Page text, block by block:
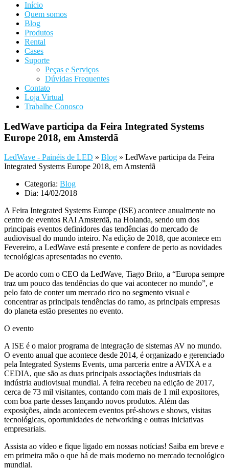
Início
Quem somos
Blog
Produtos
Rental
Cases
Suporte
Peças e Serviços
Dúvidas Frequentes
Contato
Loja Virtual
Trabalhe Conosco
LedWave participa da Feira Integrated Systems
Europe 2018, em Amsterdã
LedWave - Painéis de LED » Blog » LedWave participa da Feira
Integrated Systems Europe 2018, em Amsterdã
Categoria: Blog
Dia: 14/02/2018
A Feira Integrated Systems Europe (ISE) acontece anualmente no
centro de eventos RAI Amsterdã, na Holanda, sendo um dos
principais eventos definidores das tendências do mercado de
audiovisual do mundo inteiro. Na edição de 2018, que acontece em
Fevereiro, a LedWave está presente e confere de perto as novidades
tecnológicas apresentadas no evento.
De acordo com o CEO da LedWave, Tiago Brito, a “Europa sempre
traz um pouco das tendências do que vai acontecer no mundo”, e
pelo fato de conter um mercado rico no segmento visual e
concentrar as principais tendências do ramo, as principais empresas
do planeta estão presentes no evento.
O evento
A ISE é o maior programa de integração de sistemas AV no mundo.
O evento anual que acontece desde 2014, é organizado e gerenciado
pela Integrated Systems Events, uma parceria entre a AVIXA e a
CEDIA, que são as duas principais associações industriais da
indústria audiovisual mundial. A feira recebeu na edição de 2017,
cerca de 73 mil visitantes, contando com mais de 1 mil expositores,
com boa parte desses lançando novos produtos. Além das
exposições, ainda acontecem eventos pré-shows e shows, visitas
tecnológicas, oportunidades de networking e outras iniciativas
empresariais.
Assista ao vídeo e fique ligado em nossas notícias! Saiba em breve e
em primeira mão o que há de mais moderno no mercado tecnológico
mundial.